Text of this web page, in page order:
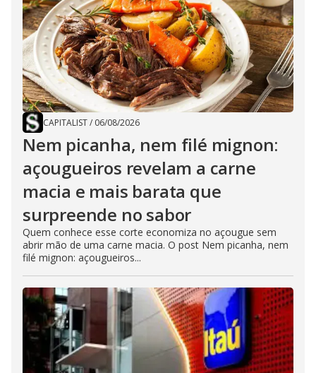
CAPITALIST/ 06/08/2026
Nem picanha, nem filé mignon:
açougueiros revelam a carne
macia e mais barata que
surpreende no sabor
Quem conhece esse corte economiza no açougue sem
abrir mão de uma carne macia. O post Nem picanha, nem
filé mignon: açougueiros...